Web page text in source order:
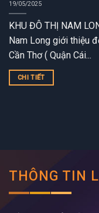
19/05/2025
KHU ĐÔ THỊ NAM
Nam Long giới thiệu
Cần Thơ ( Quận Cái...
CHI TIẾT
THÔNG TIN